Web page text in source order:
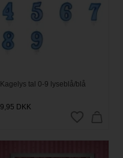
Kagelys tal 0-9 lyseblå/blå
9,95 DKK